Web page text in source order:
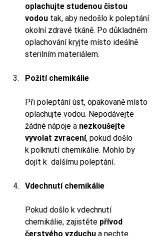
oplachujte studenou čistou
vodou tak, aby nedošlo k poleptání
okolní zdravé tkáně. Po důkladném
oplachování kryjte místo ideálně
sterilním materiálem.
Požití chemikálie
Při poleptání úst, opakovaně místo
oplachujte vodou. Nepodávejte
žádné nápoje a nezkoušejte
vyvolat zvracení, pokud došlo
k polknutí chemikálie. Mohlo by
dojít k  dalšímu poleptání.
Vdechnutí chemikálie
Pokud došlo k vdechnutí
chemikálie, zajistěte přívod
čerstvého vzduchu a nechte